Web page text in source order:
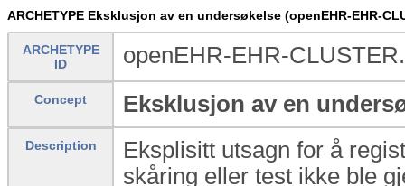
ARCHETYPE Eksklusjon av en undersøkelse (openEHR-EHR-
ARCHETYPE
ID
openEHR-EHR-
Concept Eksklusjon av en
Description
Eksplisitt utsagn for å
skåring eller test ikke ble